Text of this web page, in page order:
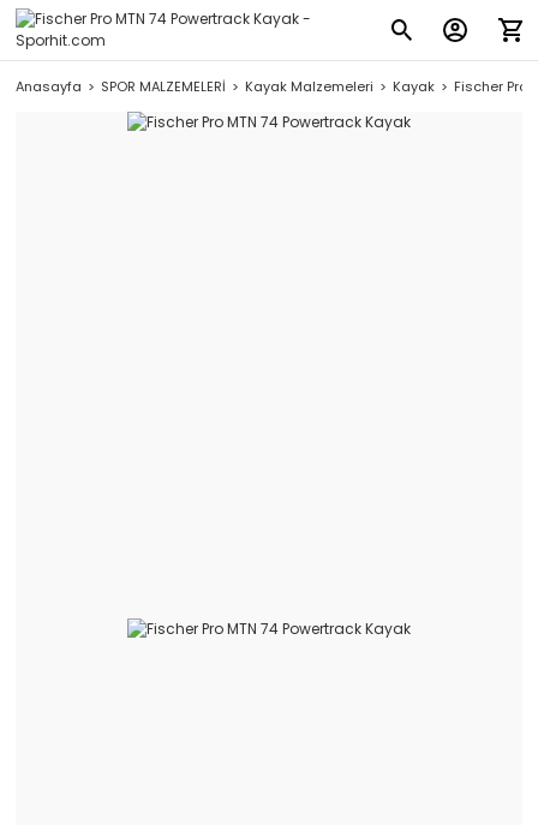
Anasayfa SPOR MALZEMELERİ Kayak Malzemeleri Kayak Fischer Pro